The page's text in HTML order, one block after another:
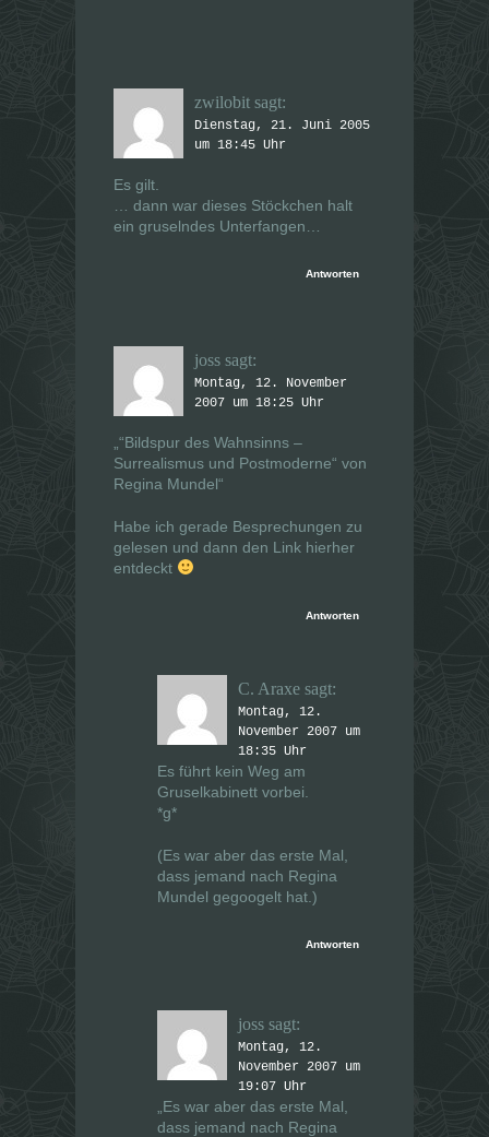
zwilobit sagt:
Dienstag, 21. Juni 2005
um 18:45 Uhr
Es gilt.
… dann war dieses Stöckchen halt
ein gruselndes Unterfangen…
Antworten
joss sagt:
Montag, 12. November
2007 um 18:25 Uhr
„“Bildspur des Wahnsinns –
Surrealismus und Postmoderne“ von
Regina Mundel“
Habe ich gerade Besprechungen zu
gelesen und dann den Link hierher
entdeckt
Antworten
C. Araxe sagt:
Montag, 12.
November 2007 um
18:35 Uhr
Es führt kein Weg am
Gruselkabinett vorbei.
*g*
(Es war aber das erste Mal,
dass jemand nach Regina
Mundel gegoogelt hat.)
Antworten
joss sagt:
Montag, 12.
November 2007 um
19:07 Uhr
„Es war aber das erste Mal,
dass jemand nach Regina